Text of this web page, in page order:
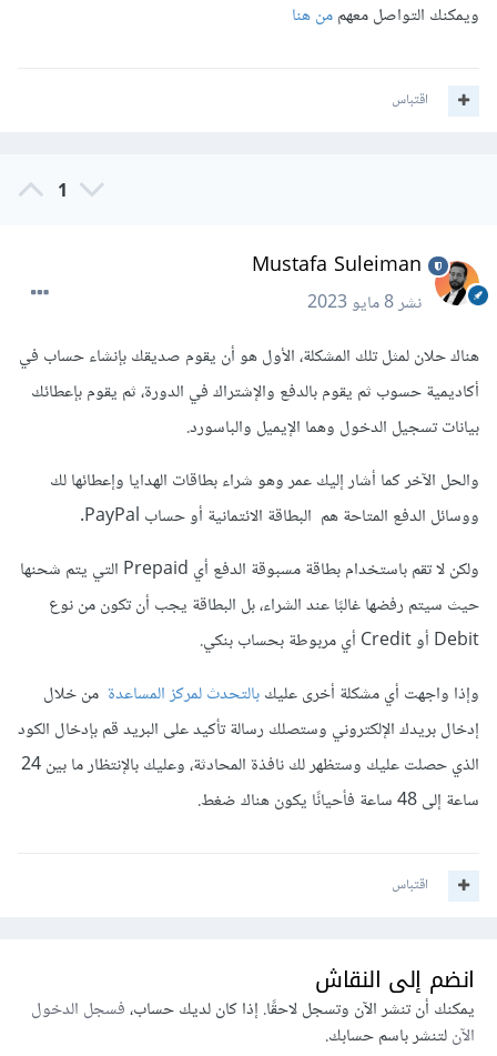
ويمكنك التواصل معهممن هنا
اقتباس
1
Mustafa Suleiman
نشر8 مايو 2023
هناك حلان لمثل تلك المشكلة، الأول هو أن يقوم صديقك بإنشاء حساب في
أكاديمية حسوب ثم يقوم بالدفع والإشتراك في الدورة، ثم يقوم بإعطائك
بيانات تسجيل الدخول وهما الإيميل والباسورد.
والحل الآخر كما أشار إليك عمر وهو شراء بطاقات الهدايا وإعطائها لك
ووسائل الدفع المتاحة هم البطاقة الائتمانية أو حساب PayPal.
ولكن لا تقم باستخدام بطاقة مسبوقة الدفع أي Prepaid التي يتم شحنها
حيث سيتم رفضها غالبًا عند الشراء، بل البطاقة يجب أن تكون من نوع
Debit أو Credit أي مربوطة بحساب بنكي.
وإذا واجهت أي مشكلة أخرى عليكبالتحدث لمركز المساعدة من خلال
إدخال بريدك الإلكتروني وستصلك رسالة تأكيد على البريد قم بإدخال الكود
الذي حصلت عليك وستظهر لك نافذة المحادثة، وعليك بالإنتظار ما بين 24
ساعة إلى 48 ساعة فأحيانًا يكون هناك ضغط.
اقتباس
انضم إلى النقاش
يمكنك أن تنشر الآن وتسجل لاحقًا. إذا كان لديك حساب،فسجل الدخول
الآنلتنشر باسم حسابك.